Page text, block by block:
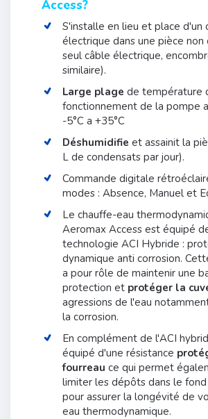
Access?
S'installe en lieu et place d'un
électrique dans une pièce non
seul câble électrique,
similaire).
Large plage de température
fonctionnement de la pompe
-5°C a +35°C
Déshumidifie et assainit la
L de condensats par jour).
Commande digitale
modes : Absence, Manuel et
Le chauffe-eau
Aeromax Access est équipé
technologie ACI Hybride :
dynamique anti corrosion.
a pour rôle de maintenir une
protection et protéger la
agressions de l'eau
la corrosion.
En complément de l'ACI
équipé d'une résistance
fourreau ce qui permet
limiter les dépôts dans le
pour assurer la longévité de
eau thermodynamique.